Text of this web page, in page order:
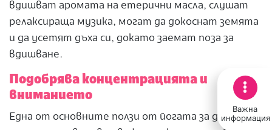
Важна
информация
вдишват аромата на етерични масла, слушат
релаксираща музика, могат да докоснат земята
и да усетят дъха си, докато заемат поза за
вдишване.
Подобрява концентрацията и
вниманието
Една от основните ползи от йогата за деца е, че